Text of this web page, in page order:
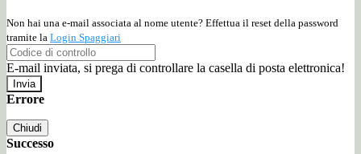
Non hai una e-mail associata al nome utente? Effettua il reset della password
tramite la Login Spaggiari
E-mail inviata, si prega di controllare la casella di posta elettronica!
Errore
Chiudi
Successo